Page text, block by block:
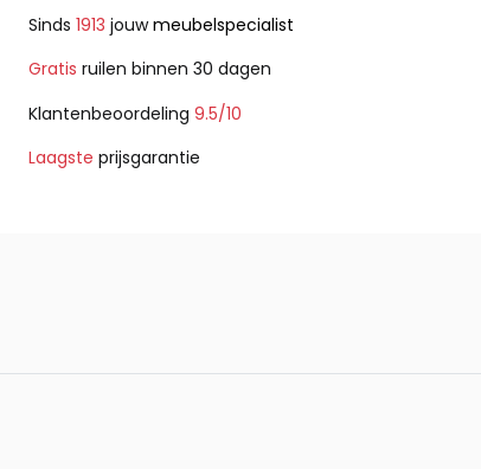
Sinds 1913 jouwmeubelspecialist
Gratis ruilen binnen 30 dagen
Klantenbeoordeling 9.5/10
Laagste prijsgarantie